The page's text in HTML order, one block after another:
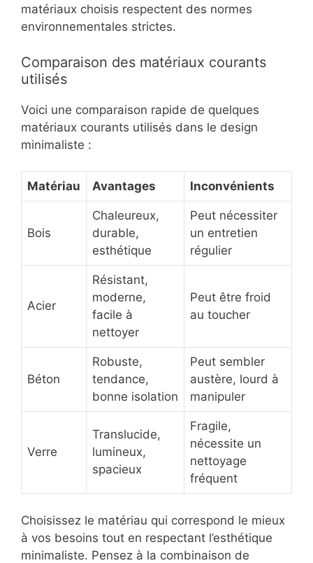
matériaux choisis respectent des normes
environnementales strictes.
Comparaison des matériaux courants
utilisés
Voici une comparaison rapide de quelques
matériaux courants utilisés dans le design
minimaliste :
Matériau Avantages Inconvénients
Bois
Chaleureux,
durable,
esthétique
Peut nécessiter
un entretien
régulier
Acier
Résistant,
moderne,
facile à
nettoyer
Peut être froid
au toucher
Béton
Robuste,
tendance,
bonne isolation
Peut sembler
austère, lourd à
manipuler
Verre
Translucide,
lumineux,
spacieux
Fragile,
nécessite un
nettoyage
fréquent
Choisissez le matériau qui correspond le mieux
à vos besoins tout en respectant l’esthétique
minimaliste. Pensez à la combinaison de